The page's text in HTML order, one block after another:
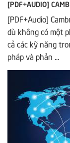
[PDF+AUDIO]
[PDF+Audio]
dù không có một
cả các kỹ năng
pháp và phản ...